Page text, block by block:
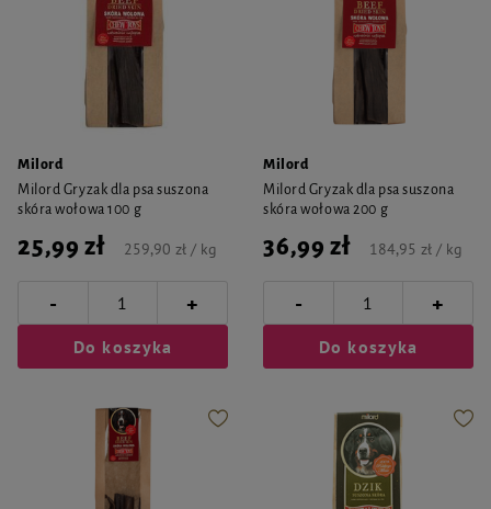
Milord
Milord Gryzak dla psa suszona
skóra wołowa 100 g
25,99 zł 259,90 zł / kg
- +
Do koszyka
Milord
Milord Gryzak dla psa suszona
skóra wołowa 200 g
36,99 zł 184,95 zł / kg
- +
Do koszyka